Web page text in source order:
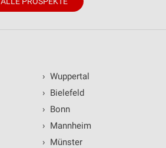
› Wuppertal
› Bielefeld
› Bonn
› Mannheim
› Münster